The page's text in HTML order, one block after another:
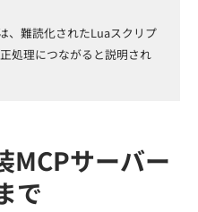
、難読化されたLuaスクリプ
処理につながると説明され
MCPサーバー
で